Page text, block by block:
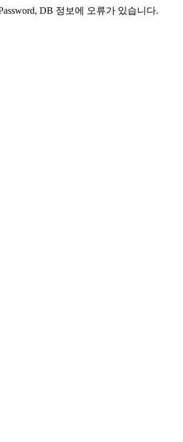
DB 정보에 오류가 있습니다.